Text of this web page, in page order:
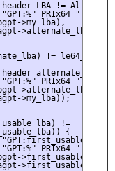
LBA != Alt.
PRIx64 " != %"
>my_lba),
>alternate_lba));
!=
alternate_lba
PRIx64 " != %"
>alternate_lba),
>my_lba));
!=
{
PRIx64 " != %"
>first_usable_lba),